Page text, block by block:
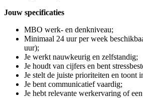
Jouw specificaties
MBO werk- en denkniveau;
Minimaal 24 uur per week
uur);
Je werkt nauwkeurig en zelfstandig;
Je houdt van cijfers en bent
Je stelt de juiste prioriteiten en toont
Je bent communicatief vaardig;
Je hebt relevante werkervaring of